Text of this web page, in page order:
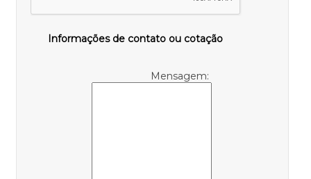
Informações de contato ou cotação
Mensagem: